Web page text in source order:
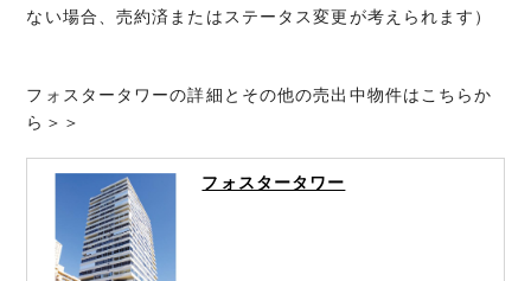
ない場合、売約済またはステータス変更が考えられます）
フォスタータワーの詳細とその他の売出中物件はこちらか
ら＞＞
フォスタータワー